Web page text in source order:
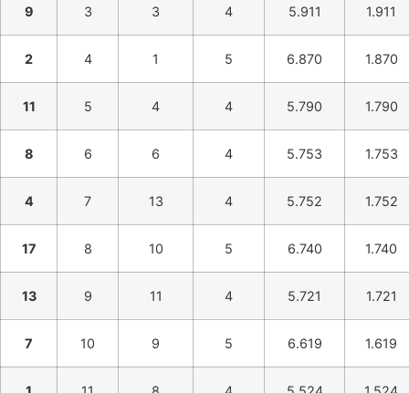
9 3 3 4 5.911 1.911
2 4 1 5 6.870 1.870
11 5 4 4 5.790 1.790
8 6 6 4 5.753 1.753
4 7 13 4 5.752 1.752
17 8 10 5 6.740 1.740
13 9 11 4 5.721 1.721
7 10 9 5 6.619 1.619